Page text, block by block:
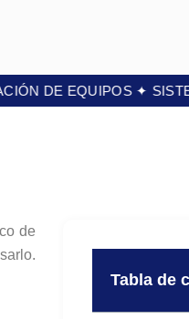
DE EQUIPOS ✦
de
Tabla de